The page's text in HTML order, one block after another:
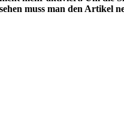
sehen muss man den Artikel